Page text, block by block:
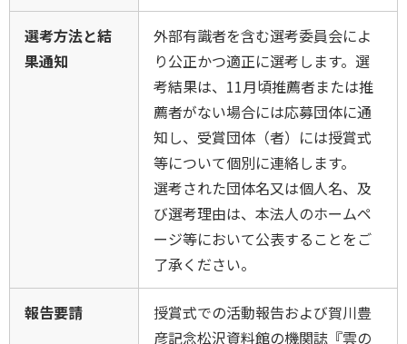
選考方法と結
果通知
外部有識者を含む選考委員会によ
り公正かつ適正に選考します。選
考結果は、11月頃推薦者または推
薦者がない場合には応募団体に通
知し、受賞団体（者）には授賞式
等について個別に連絡します。
選考された団体名又は個人名、及
び選考理由は、本法人のホームペ
ージ等において公表することをご
了承ください。
報告要請
授賞式での活動報告および賀川豊
彦記念松沢資料館の機関誌『雲の